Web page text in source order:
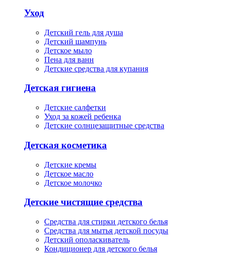
Уход
Детский гель для душа
Детский шампунь
Детское мыло
Пена для ванн
Детские средства для купания
Детская гигиена
Детские салфетки
Уход за кожей ребенка
Детские солнцезащитные средства
Детская косметика
Детские кремы
Детское масло
Детское молочко
Детские чистящие средства
Средства для стирки детского белья
Средства для мытья детской посуды
Детский ополаскиватель
Кондиционер для детского белья